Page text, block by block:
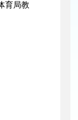
育局教